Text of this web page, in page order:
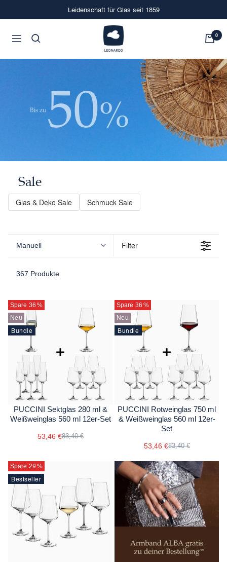
zum
Leidenschaft für Glas seit 1859
Navigation
LEONARDO
Onlineshop
0
Sale
Glas & Deko Sale Schmuck Sale
Manuell Filter
367 Produkte
Spare 36 %
Neu
Bundle
PUCCINI Sektglas 280 ml &
Weißweinglas 560 ml 12er-Set
53,46 €83,40 €
Spare 36 %
Neu
Bundle
PUCCINI Rotweinglas 750 ml
& Weißweinglas 560 ml 12er-
Set
53,46 €83,40 €
Spare 29 %
Bestseller